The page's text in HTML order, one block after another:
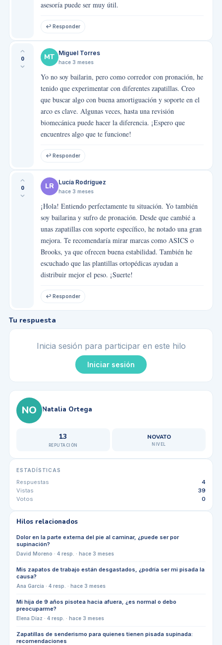
asesoría puede ser muy útil.
↩ Responder
0 MT Miguel Torres
hace 3 meses
Yo no soy bailarin, pero como corredor con pronación, he
tenido que experimentar con diferentes zapatillas. Creo
que buscar algo con buena amortiguación y soporte en el
arco es clave. Algunas veces, hasta una revisión
biomecánica puede hacer la diferencia. ¡Espero que
encuentres algo que te funcione!
↩ Responder
0 LR Lucía Rodríguez
hace 3 meses
¡Hola! Entiendo perfectamente tu situación. Yo también
soy bailarina y sufro de pronación. Desde que cambié a
unas zapatillas con soporte específico, he notado una gran
mejora. Te recomendaría mirar marcas como ASICS o
Brooks, ya que ofrecen buena estabilidad. También he
escuchado que las plantillas ortopédicas ayudan a
distribuir mejor el peso. ¡Suerte!
↩ Responder
Tu respuesta
Inicia sesión para participar en este hilo
Iniciar sesión
NO Natalia Ortega
13
REPUTACIÓN
NOVATO
NIVEL
ESTADÍSTICAS
Respuestas
4
Vistas
39
Votos
0
Hilos relacionados
Dolor en la parte externa del pie al caminar, ¿puede ser por
supinación?
David Moreno · 4resp. · hace 3 meses
Mis zapatos de trabajo están desgastados, ¿podría ser mi pisada la
causa?
Ana García · 4resp. · hace 3 meses
Mi hija de 9 años pisotea hacia afuera, ¿es normal o debo
preocuparme?
Elena Díaz · 4resp. · hace 3 meses
Zapatillas de senderismo para quienes tienen pisada supinada:
recomendaciones